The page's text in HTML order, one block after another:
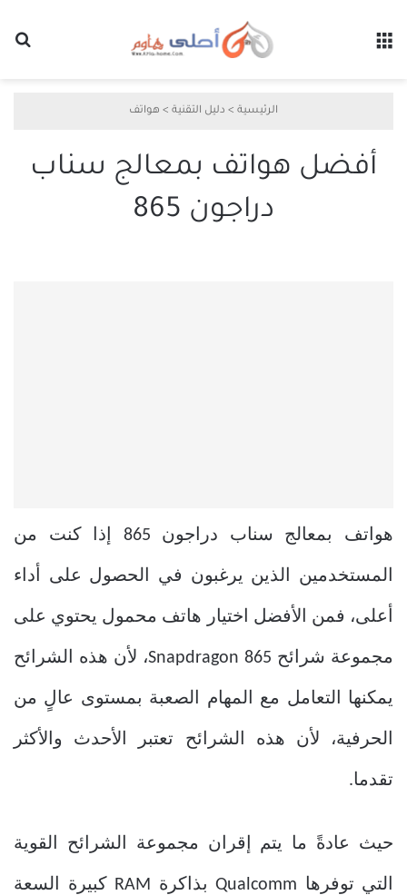
الرئيسية > دليل التقنية > هواتف
أفضل هواتف بمعالج سناب
دراجون 865
هواتف بمعالج سناب دراجون 865 إذا كنت من
المستخدمين الذين يرغبون في الحصول على أداء
أعلى، فمن الأفضل اختيار هاتف محمول يحتوي على
مجموعة شرائح Snapdragon 865، لأن هذه الشرائح
يمكنها التعامل مع المهام الصعبة بمستوى عالٍ من
الحرفية، لأن هذه الشرائح تعتبر الأحدث والأكثر
تقدما.
حيث عادةً ما يتم إقران مجموعة الشرائح القوية
التي توفرها Qualcomm بذاكرة RAM كبيرة السعة